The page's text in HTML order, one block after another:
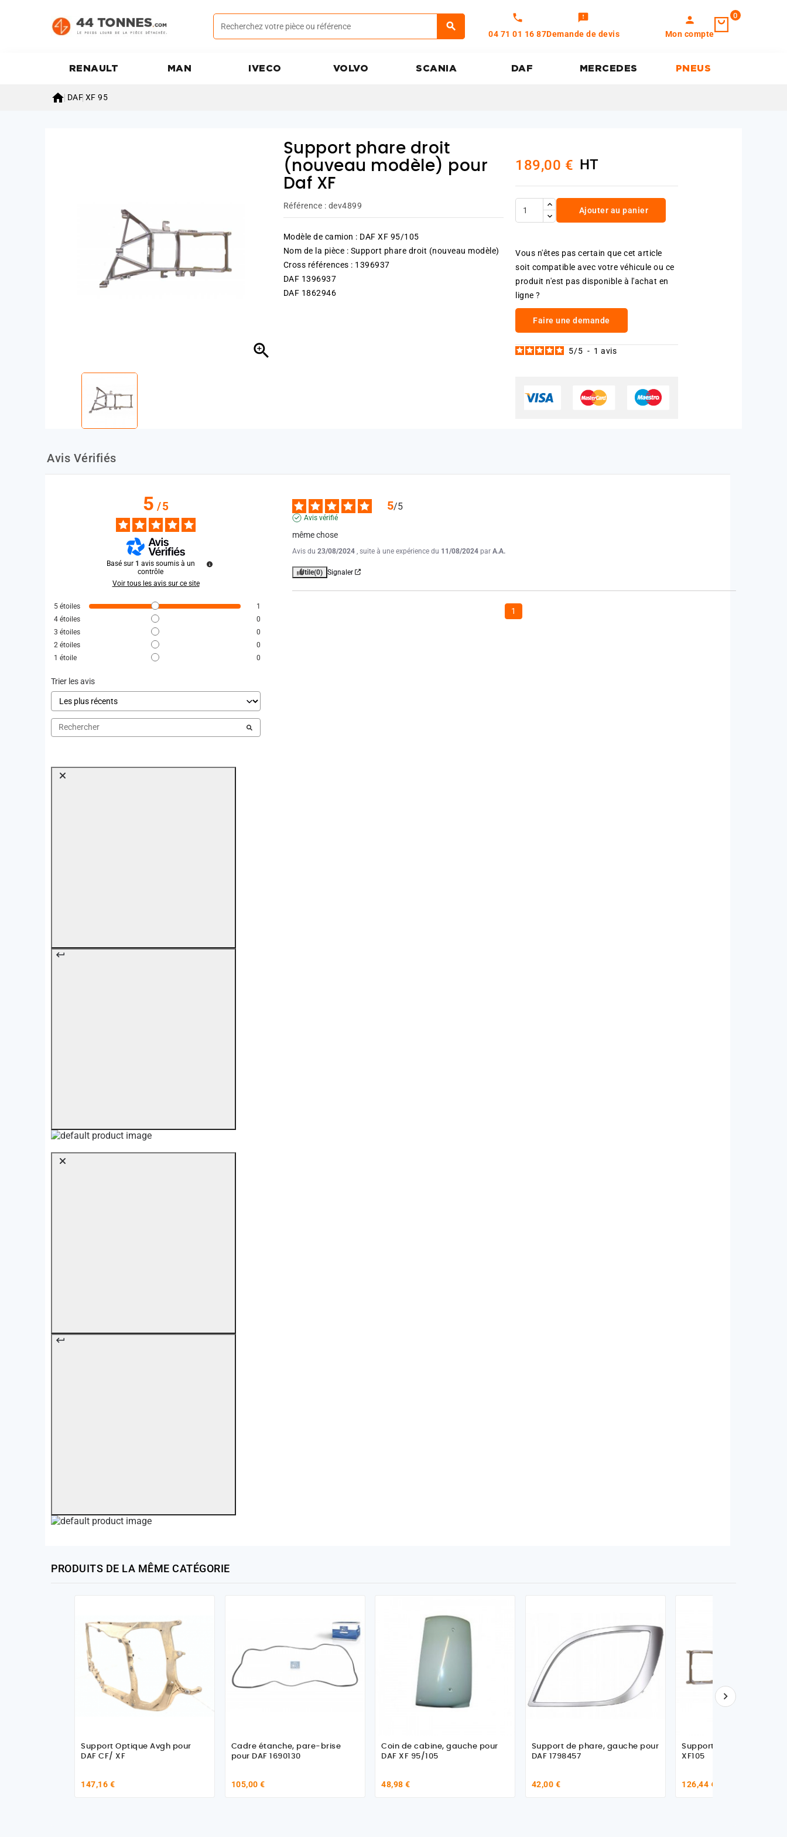
call
04 71 01 16 87
feedback
Demande de devis
person
Mon compte
0
RENAULT MAN IVECO VOLVO SCANIA DAF MERCEDES PNEUS
 DAF XF 95

Support phare droit
(nouveau modèle) pour
Daf XF
Référence : dev4899
Modèle de camion : DAF XF 95/105
Nom de la pièce : Support phare droit (nouveau modèle)
Cross références : 1396937
DAF 1396937
DAF 1862946
189,00 € HT
Ajouter au panier
Vous n'êtes pas certain que cet article
soit compatible avec votre véhicule ou ce
produit n'est pas disponible à l'achat en
ligne ?
Faire une demande
5/5 - 1avis
Avis Vérifiés
5/5
Basé sur 1 avis soumis à un
contrôle
Voir tous les avis sur ce site
5 étoiles
1
4 étoiles
0
3 étoiles
0
2 étoiles
0
1 étoile 0
Trier les avis
5/5
Avis vérifié
même chose
Avis du 23/08/2024 , suite à une expérience du 11/08/2024 par A.A.
Utile(0) Signaler
1
PRODUITS DE LA MÊME CATÉGORIE
Support Optique Avgh pour
DAF CF/ XF
147,16 €
Cadre étanche, pare-brise
pour DAF 1690130
105,00 €
Coin de cabine, gauche pour
DAF XF 95/105
48,98 €
Support de phare, gauche pour
DAF 1798457
42,00 €
Support phare G pour Daf
XF105
126,44 €
